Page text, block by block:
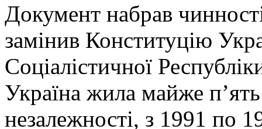
Документ набрав
замінив Конституцію
Соціалістичної
Україна жила майже
незалежності, з 1991 по